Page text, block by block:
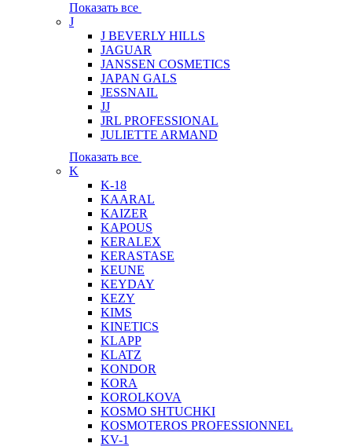
Показать все
J
J BEVERLY HILLS
JAGUAR
JANSSEN COSMETICS
JAPAN GALS
JESSNAIL
JJ
JRL PROFESSIONAL
JULIETTE ARMAND
Показать все
K
K-18
KAARAL
KAIZER
KAPOUS
KERALEX
KERASTASE
KEUNE
KEYDAY
KEZY
KIMS
KINETICS
KLAPP
KLATZ
KONDOR
KORA
KOROLKOVA
KOSMO SHTUCHKI
KOSMOTEROS PROFESSIONNEL
KV-1